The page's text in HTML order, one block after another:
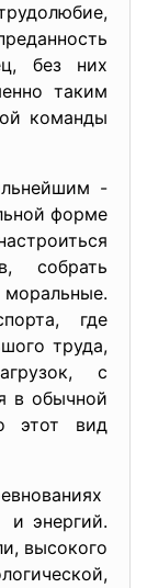
без них
таким
команды
-
форме
собрать
где
труда,
с
в обычной
этот вид
и энергий.
высокого